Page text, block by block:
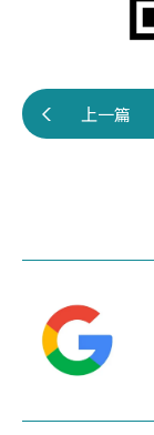
上一篇